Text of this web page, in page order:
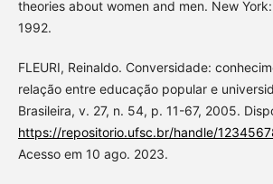
theories about women and men. New
1992.
FLEURI, Reinaldo. Conversidade:
relação entre educação popular e
Brasileira, v. 27, n. 54, p. 11-67, 2005.
https://repositorio.ufsc.br/handle/
Acesso em 10 ago. 2023.